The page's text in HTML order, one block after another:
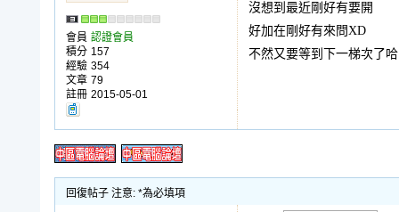
會員 認證會員
積分 157
經驗 354
文章 79
註冊 2015-05-01
沒想到最近剛好有要開
好加在剛好有來問XD
不然又要等到下一梯次了
回復帖子 注意: *為必填項